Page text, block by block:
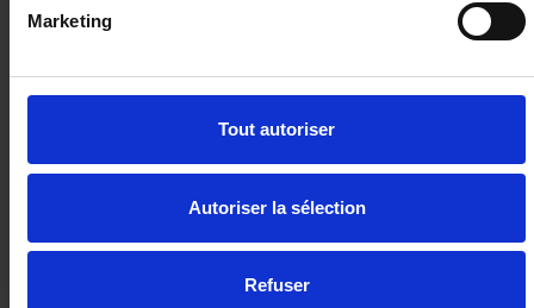
Marketing
Tout autoriser
Autoriser la sélection
Refuser
DACIA DUSTER
10 km - 2024 - Essence Hybride - Boîte auto
ou à partir de443 €/mois